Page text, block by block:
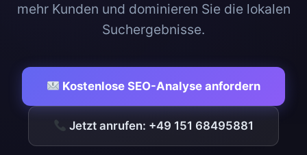
mehr Kunden und dominieren Sie die lokalen
Suchergebnisse.
Kostenlose SEO-Analyse anfordern
Jetzt anrufen: +49 151 68495881